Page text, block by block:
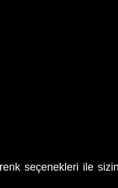
seçenekleri ile